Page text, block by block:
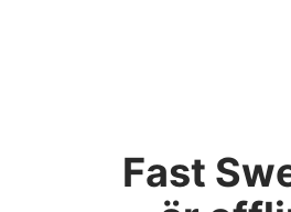
Fast